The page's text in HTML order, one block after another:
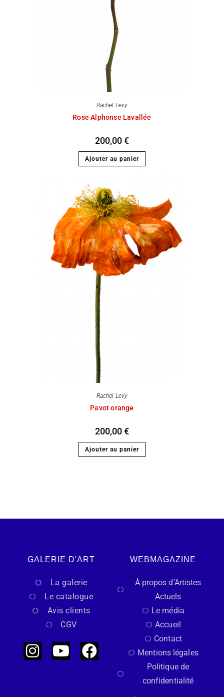
Rachel Levy
Rose Alphonse Lavallée
200,00€
Ajouter au panier
Rachel Levy
Pavot orange
200,00€
Ajouter au panier
GALERIE D'ART
La galerie
Le catalogue
Avis clients
CGV
WEBMAGAZINE
À propos d'Artistes
Actuels
Le média
Accueil
Contact
Mentions légales
Politique de
confidentialité